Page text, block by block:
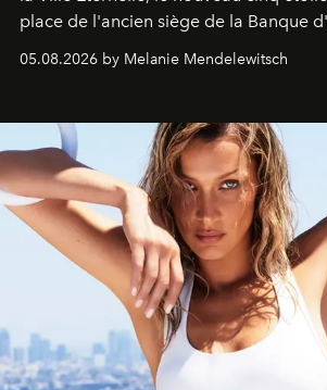
place de l'ancien siège de la Banque
05.08.2026 by Melanie Mendelewitsch